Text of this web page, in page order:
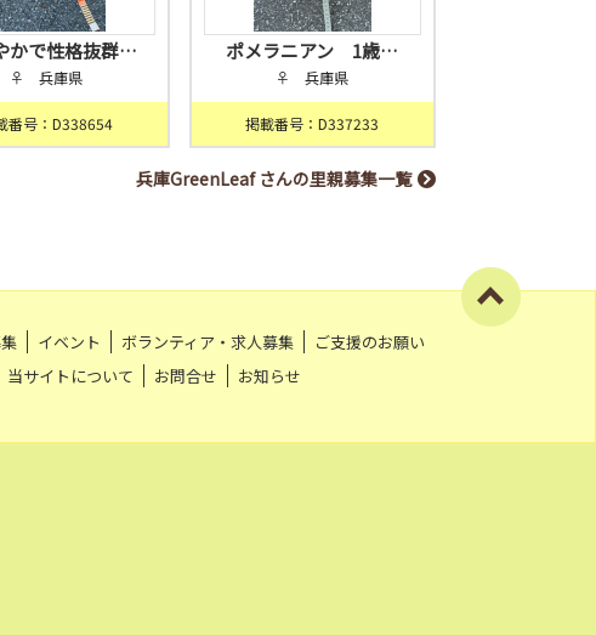
かで性格抜群…
♀ 兵庫県
番号：D338654
ポメラニアン 1歳…
♀ 兵庫県
掲載番号：D337233
兵庫GreenLeaf さんの里親募集一覧
イベント ボランティア・求人募集
ご支援のお願い
当サイトについて お問合せ お知らせ